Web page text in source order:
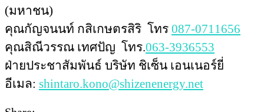
(มหาชน)
คุณกัญจนนท์ กสิเกษตรสิริ โทร 087-0711656
คุณสิณีวรรณ เทศปัญ โทร.063-3936553
ฝ่ายประชาสัมพันธ์ บริษัท ชิเซ็น เอนเนอร์ยี่
อีเมล: shintaro.kono@shizenenergy.net